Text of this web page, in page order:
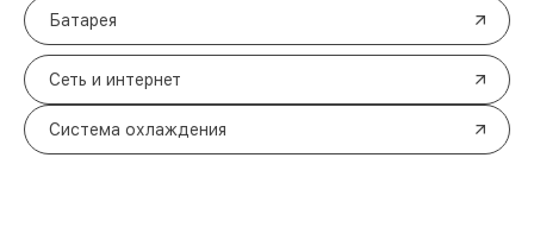
Батарея
Сеть и интернет
Система охлаждения